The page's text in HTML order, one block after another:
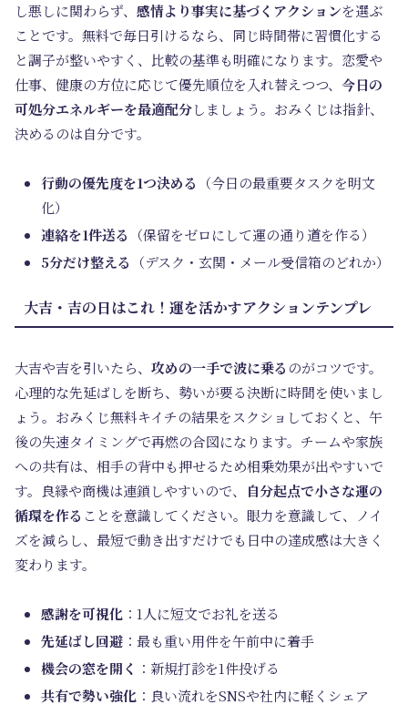
し悪しに関わらず、 感情より事実に基づくアクションを選ぶ
ことです。無料で毎日引けるなら、同じ時間帯に習慣化する
と調子が整いやすく、比較の基準も明確になります。恋愛や
仕事、健康の方位に応じて優先順位を入れ替えつつ、 今日の
可処分エネルギーを最適配分しましょう。おみくじは指針、
決めるのは自分です。
行動の優先度を1つ決める
（今日の最重要タスクを明文
化）
連絡を1件送る
（保留をゼロにして運の通り道を作る）
5分だけ整える
（デスク・玄関・メール受信箱のどれか）
大吉・吉の日はこれ！運を活かすアクションテンプレ
大吉や吉を引いたら、 攻めの一手で波に乗る のがコツです。
心理的な先延ばしを断ち、勢いが要る決断に時間を使いまし
ょう。おみくじ無料キイチの結果をスクショしておくと、午
後の失速タイミングで再燃の合図になります。チームや家族
への共有は、相手の背中も押せるため相乗効果が出やすいで
す。良縁や商機は連鎖しやすいので、
自分起点で小さな運の
循環を作る ことを意識してください。眼力を意識して、ノイ
ズを減らし、最短で動き出すだけでも日中の達成感は大きく
変わります。
感謝を可視化 ：1人に短文でお礼を送る
先延ばし回避 ：最も重い用件を午前中に着手
機会の窓を開く ：新規打診を1件投げる
共有で勢い強化 ：良い流れをSNSや社内に軽くシェア